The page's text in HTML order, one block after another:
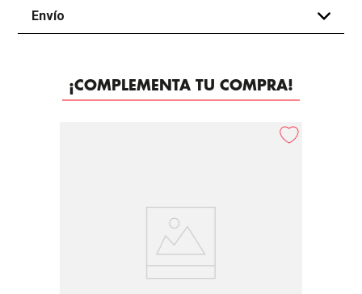
Envío +
¡COMPLEMENTA TU COMPRA!